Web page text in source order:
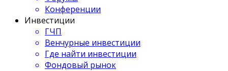
Конференции
Инвестиции
ГЧП
Венчурные инвестиции
Где найти инвестиции
Фондовый рынок